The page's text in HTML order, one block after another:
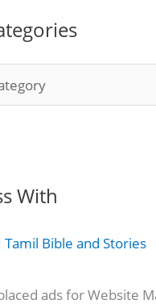
With
Tamil Bible and Stories
ads for Website